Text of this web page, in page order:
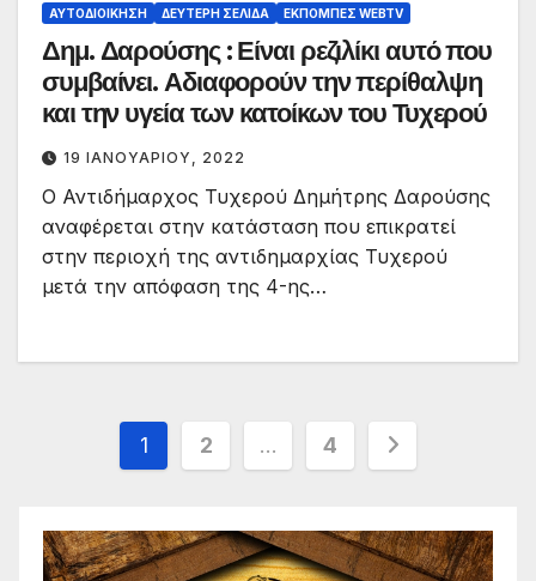
ΑΥΤΟΔΙΟΊΚΗΣΗ ΔΕΎΤΕΡΗ ΣΕΛΊΔΑ ΕΚΠΟΜΠΈΣ WEBTV
Δημ. Δαρούσης : Είναι ρεζιλίκι αυτό που
συμβαίνει. Αδιαφορούν την περίθαλψη
και την υγεία των κατοίκων του Τυχερού
19 ΙΑΝΟΥΑΡΊΟΥ, 2022
Ο Αντιδήμαρχος Τυχερού Δημήτρης Δαρούσης
αναφέρεται στην κατάσταση που επικρατεί
στην περιοχή της αντιδημαρχίας Τυχερού
μετά την απόφαση της 4-ης…
Σελιδοποίηση
1 2 … 4